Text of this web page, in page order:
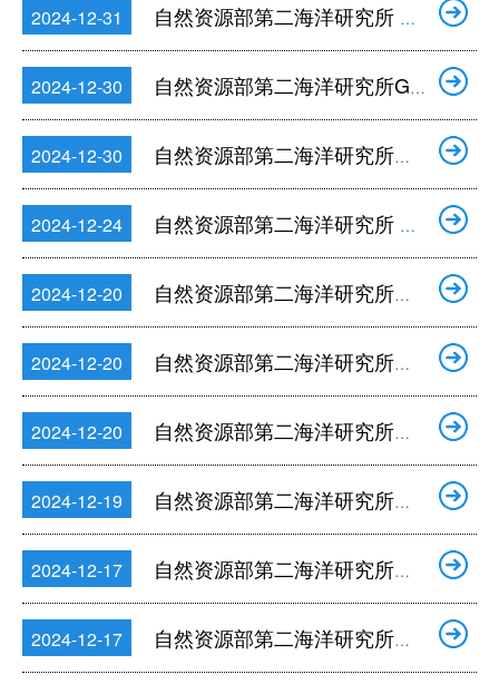
2024-12-31 自然资源部第二海洋研究所 K 港航次设备租赁服务项目中标公告
2024-12-30 自然资源部第二海洋研究所G港航次设备租赁项目中标公告
2024-12-30 自然资源部第二海洋研究所技术服务委托项目成交公告
2024-12-24 自然资源部第二海洋研究所 海底地形地貌公开资料收集与综合分析(第二次)竞争性磋商公告
2024-12-20 自然资源部第二海洋研究所海洋磁力测量数据融合建模项目成交公告
2024-12-20 自然资源部第二海洋研究所一次性电池组项目竞争性磋商公告
2024-12-20 自然资源部第二海洋研究所海底地形地貌公开资料收集与综合分析废标公告
2024-12-19 自然资源部第二海洋研究所船舶和人员保险费服务采购项目更正公告
2024-12-17 自然资源部第二海洋研究所技术服务委托项目竞争性磋商公告（重新采购）
2024-12-17 自然资源部第二海洋研究所海龙 IV 号 ROV 维护维修及升级改造成交公告